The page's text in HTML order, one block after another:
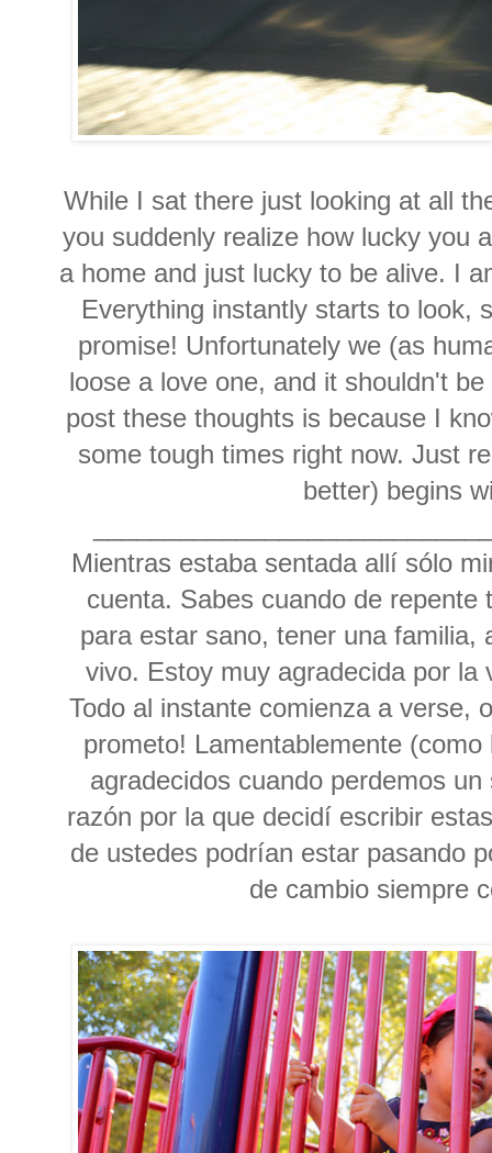
While I sat there just looking at all
you suddenly realize how lucky you
a home and just lucky to be alive. I
Everything instantly starts to look,
promise! Unfortunately we (as
loose a love one, and it shouldn't
post these thoughts is because I
some tough times right now. Just
better) begins
Mientras estaba sentada allí sólo
cuenta. Sabes cuando de
para estar sano, tener una
vivo. Estoy muy agradecida por
Todo al instante comienza a verse,
prometo! Lamentablemente
agradecidos cuando perdemos
razón por la que decidí escribir
de ustedes podrían estar pasando
de cambio siempre